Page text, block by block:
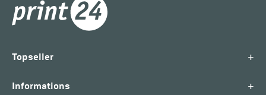
Topseller +
Informations +